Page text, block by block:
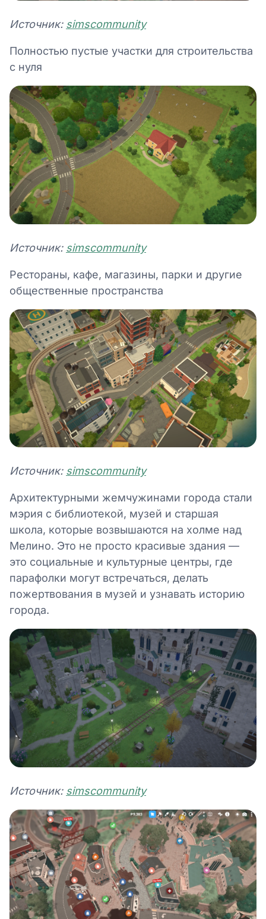
Источник: simscommunity
Полностью пустые участки для строительства
с нуля
Источник: simscommunity
Рестораны, кафе, магазины, парки и другие
общественные пространства
Источник: simscommunity
Архитектурными жемчужинами города стали
мэрия с библиотекой, музей и старшая
школа, которые возвышаются на холме над
Мелино. Это не просто красивые здания —
это социальные и культурные центры, где
парафолки могут встречаться, делать
пожертвования в музей и узнавать историю
города.
Источник: simscommunity